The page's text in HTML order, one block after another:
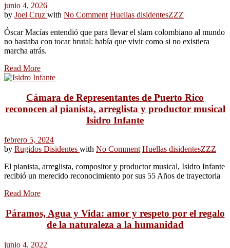
junio 4, 2026
by Joel Cruz with No Comment Huellas disidentesZZZ
Óscar Macías entendió que para llevar el slam colombiano al mundo
no bastaba con tocar brutal: había que vivir como si no existiera
marcha atrás.
Read More
Cámara de Representantes de Puerto Rico
reconocen al pianista, arreglista y productor musical
Isidro Infante
febrero 5, 2024
by Rugidos Disidentes with No Comment Huellas disidentesZZZ
El pianista, arreglista, compositor y productor musical, Isidro Infante
recibió un merecido reconocimiento por sus 55 Años de trayectoria
Read More
Páramos, Agua y Vida: amor y respeto por el regalo
de la naturaleza a la humanidad
junio 4, 2022